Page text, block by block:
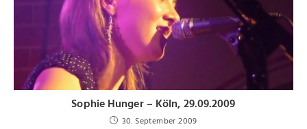
Sophie Hunger – Köln, 29.09.2009
30. September 2009